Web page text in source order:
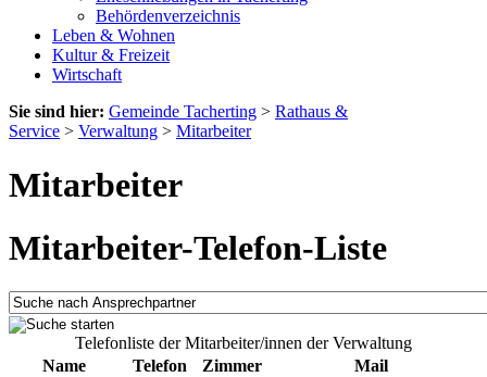
Behördenverzeichnis
Leben & Wohnen
Kultur & Freizeit
Wirtschaft
Sie sind hier: Gemeinde Tacherting > Rathaus &
Service > Verwaltung > Mitarbeiter
Mitarbeiter
Mitarbeiter-Telefon-Liste
Telefonliste der Mitarbeiter/innen der Verwaltung
Name
Telefon Zimmer
Mail